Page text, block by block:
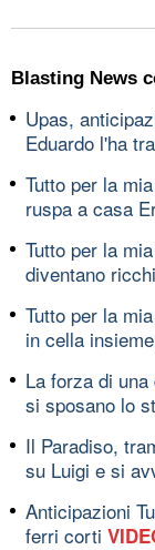
Blasting News
Upas,
Eduardo l'ha
Tutto per la
ruspa a casa
Tutto per la
diventano
Tutto per la
in cella
La forza di
si sposano lo
Il Paradiso,
su Luigi e si
Anticipazioni
ferri corti